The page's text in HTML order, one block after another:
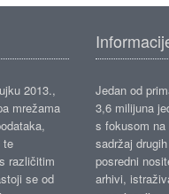
2013.,
mrežama
te
različitim
se od
Jedan od
3,6 milijuna
s fokusom
sadržaj
posredni
arhivi,